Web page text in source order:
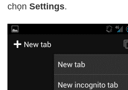
chọn Settings.